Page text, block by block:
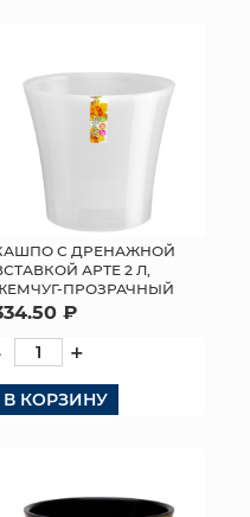
С ДРЕНАЖНОЙ
АРТЕ 2 Л,
ПРОЗРАЧНЫЙ
₽
+
В КОРЗИНУ